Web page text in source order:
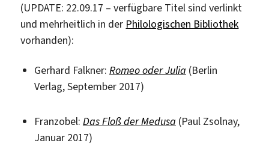
(UPDATE: 22.09.17 – verfügbare Titel sind verlinkt
und mehrheitlich in der Philologischen Bibliothek
vorhanden):
Gerhard Falkner: Romeo oder Julia (Berlin
Verlag, September 2017)
Franzobel: Das Floß der Medusa (Paul Zsolnay,
Januar 2017)